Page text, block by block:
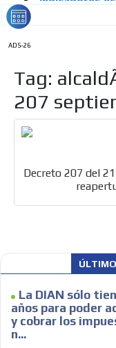
ADS-26
Tag:
207
Decreto 207 del
La DIAN sólo
años para poder
y cobrar los
n...